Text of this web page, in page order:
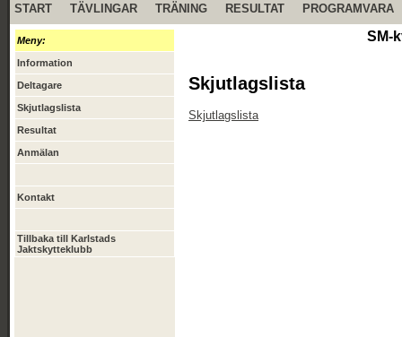
START TÄVLINGAR TRÄNING RESULTAT PROGRAMVARA
Meny:
Information
Deltagare
Skjutlagslista
Resultat
Anmälan
Kontakt
Tillbaka till Karlstads
Jaktskytteklubb
SM-
Skjutlagslista
Skjutlagslista